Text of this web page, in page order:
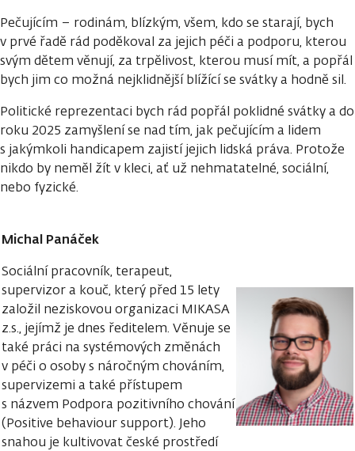
Pečujícím – rodinám, blízkým, všem, kdo se starají, bych
v prvé řadě rád poděkoval za jejich péči a podporu, kterou
svým dětem věnují, za trpělivost, kterou musí mít, a popřál
bych jim co možná nejklidnější blížící se svátky a hodně sil.
Politické reprezentaci bych rád popřál poklidné svátky a do
roku 2025 zamyšlení se nad tím, jak pečujícím a lidem
s jakýmkoli handicapem zajistí jejich lidská práva. Protože
nikdo by neměl žít v kleci, ať už nehmatatelné, sociální,
nebo fyzické.
Michal Panáček
Sociální pracovník, terapeut,
supervizor a kouč, který před 15 lety
založil neziskovou organizaci MIKASA
z.s., jejímž je dnes ředitelem. Věnuje se
také práci na systémových změnách
v péči o osoby s náročným chováním,
supervizemi a také přístupem
s názvem Podpora pozitivního chování
(Positive behaviour support). Jeho
snahou je kultivovat české prostředí